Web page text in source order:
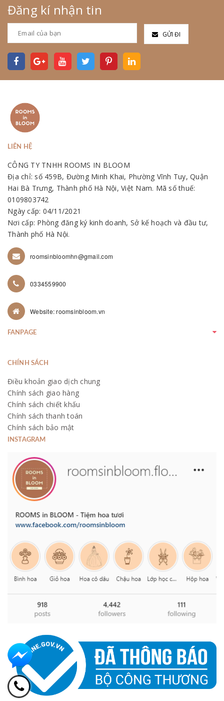
Đăng kí nhận tin
GỬI ĐI
LIÊN HỆ
CÔNG TY TNHH ROOMS IN BLOOM
Địa chỉ: số 459B, Đường Minh Khai, Phường Vĩnh Tuy, Quận
Hai Bà Trưng, Thành phố Hà Nội, Việt Nam. Mã số thuế:
0109803742
Ngày cấp: 04/11/2021
Nơi cấp: Phòng đăng ký kinh doanh, Sở kế hoạch và đầu tư,
Thành phố Hà Nội.
roomsinbloomhn@gmail.com
0334559900
Website: roomsinbloom.vn
FANPAGE
CHÍNH SÁCH
Điều khoản giao dịch chung
Chính sách giao hàng
Chính sách chiết khấu
Chính sách thanh toán
Chính sách bảo mật
INSTAGRAM